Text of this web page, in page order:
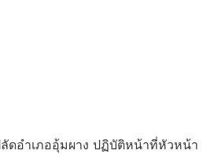
ดอำเภออุ้มผาง ปฏิบัติหน้าที่หัวหน้า